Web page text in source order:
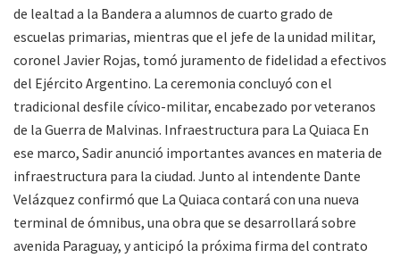
de lealtad a la Bandera a alumnos de cuarto grado de
escuelas primarias, mientras que el jefe de la unidad militar,
coronel Javier Rojas, tomó juramento de fidelidad a efectivos
del Ejército Argentino. La ceremonia concluyó con el
tradicional desfile cívico-militar, encabezado por veteranos
de la Guerra de Malvinas. Infraestructura para La Quiaca En
ese marco, Sadir anunció importantes avances en materia de
infraestructura para la ciudad. Junto al intendente Dante
Velázquez confirmó que La Quiaca contará con una nueva
terminal de ómnibus, una obra que se desarrollará sobre
avenida Paraguay, y anticipó la próxima firma del contrato